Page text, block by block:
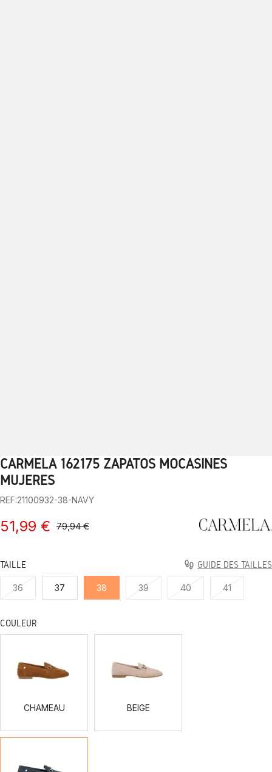
1 2 3 4 5 6 7 8 9
CARMELA 162175 ZAPATOS MOCASINES
MUJERES
REF:21100932-38-NAVY
51,99 € 79,94 €
TAILLE GUIDE DES TAILLES
36 37 38 39 40 41
COULEUR
CHAMEAU BEIGE